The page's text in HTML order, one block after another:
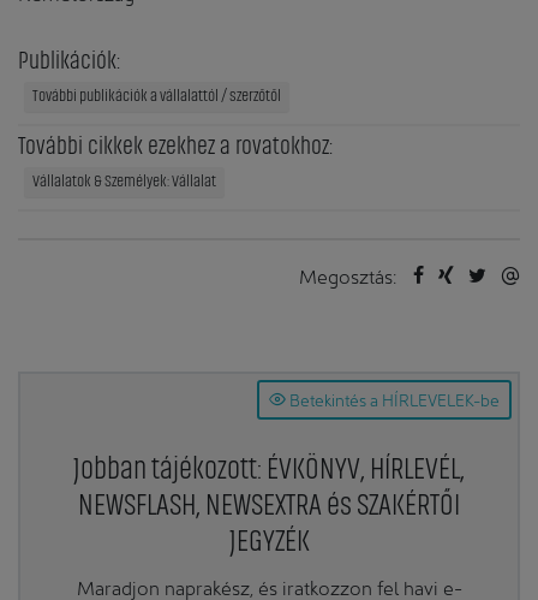
Publikációk:
További publikációk a vállalattól / szerzőtől
További cikkek ezekhez a rovatokhoz:
Vállalatok & Személyek: Vállalat
Megosztás:
Betekintés a HÍRLEVELEK-be
Jobban tájékozott: ÉVKÖNYV, HÍRLEVÉL,
NEWSFLASH, NEWSEXTRA és SZAKÉRTŐI
JEGYZÉK
Maradjon naprakész, és iratkozzon fel havi e-